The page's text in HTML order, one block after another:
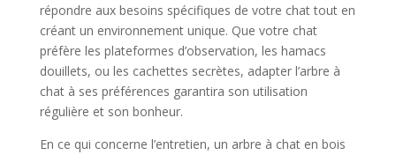
répondre aux besoins spécifiques de votre chat tout en
créant un environnement unique. Que votre chat
préfère les plateformes d’observation, les hamacs
douillets, ou les cachettes secrètes, adapter l’arbre à
chat à ses préférences garantira son utilisation
régulière et son bonheur.
En ce qui concerne l’entretien, un arbre à chat en bois